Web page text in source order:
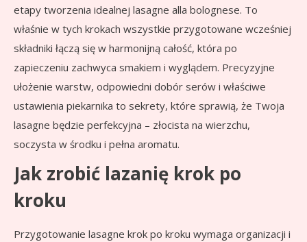
etapy tworzenia idealnej lasagne alla bolognese. To
właśnie w tych krokach wszystkie przygotowane wcześniej
składniki łączą się w harmonijną całość, która po
zapieczeniu zachwyca smakiem i wyglądem. Precyzyjne
ułożenie warstw, odpowiedni dobór serów i właściwe
ustawienia piekarnika to sekrety, które sprawią, że Twoja
lasagne będzie perfekcyjna – złocista na wierzchu,
soczysta w środku i pełna aromatu.
Jak zrobić lazanię krok po
kroku
Przygotowanie lasagne krok po kroku wymaga organizacji i